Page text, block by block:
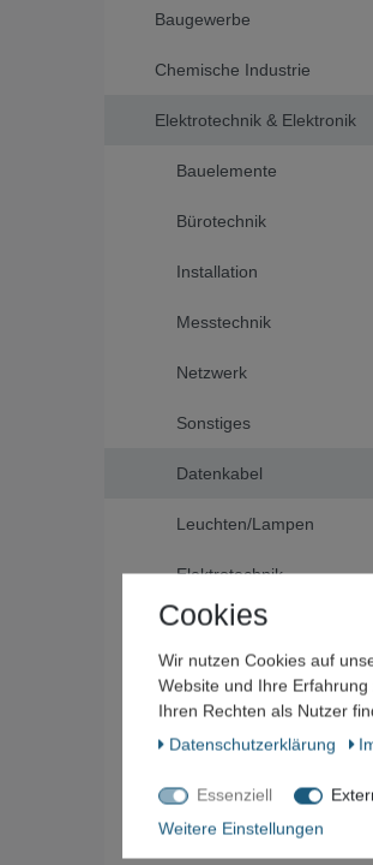
Baugewerbe
Chemische Industrie
Elektrotechnik & Elektronik
Bauelemente
Bürotechnik
Installation
Messtechnik
Netzwerk
Sonstiges
Datenkabel
Leuchten/Lampen
Elektrotechnik
Gastro &
Nahrungsmittelgewerbe
Gebäudereinigung
Kfz-Werkstatt-Ausstattung &
Lager- und
Cookies
Wir nutzen Cookies auf
Website und Ihre
Ihren Rechten als Nutzer
Daten­schutz­erklärung
Essenziell
Weitere Einstellungen